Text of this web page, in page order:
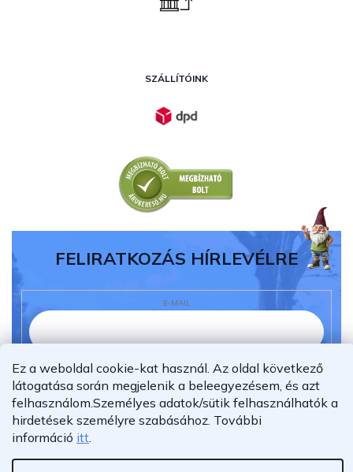
Ez a weboldal cookie-kat használ. Az oldal következő
látogatása során megjelenik a beleegyezésem, és azt
felhasználom.Személyes adatok/sütik felhasználhatók a
hirdetések személyre szabásához. További
információ itt.
SZÁLLÍTÓINK
FELIRATKOZÁS HÍRLEVÉLRE
E-MAIL
Elolvastam és megértettem azadatvédelmi
nyilatkozatot.
Feliratkozás